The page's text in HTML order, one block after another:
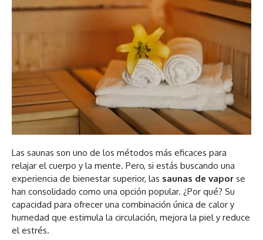
Las saunas son uno de los métodos más eficaces para
relajar el cuerpo y la mente. Pero, si estás buscando una
experiencia de bienestar superior, las saunas de vapor se
han consolidado como una opción popular. ¿Por qué? Su
capacidad para ofrecer una combinación única de calor y
humedad que estimula la circulación, mejora la piel y reduce
el estrés.